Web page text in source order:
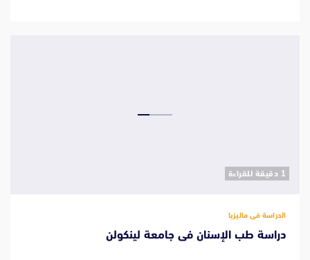
‫1 دقيقة للقراءة
الدراسة فى ماليزيا
دراسة طب الإسنان فى جامعة لينكولن